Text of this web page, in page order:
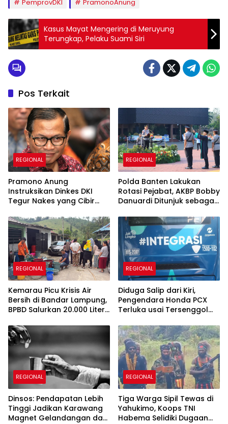
PemprovDKI PramonoAnung
Kasus Mayat Mengering di Meruyung
Terungkap, Pelaku Suami Siri
Pos Terkait
REGIONAL
Pramono Anung
Instruksikan Dinkes DKI
Tegur Nakes yang Cibir
REGIONAL
Polda Banten Lakukan
Rotasi Pejabat, AKBP Bobby
Danuardi Ditunjuk sebagai
REGIONAL
Kemarau Picu Krisis Air
Bersih di Bandar Lampung,
BPBD Salurkan 20.000 Liter
REGIONAL
Diduga Salip dari Kiri,
Pengendara Honda PCX
Terluka usai Tersenggol
REGIONAL
Dinsos: Pendapatan Lebih
Tinggi Jadikan Karawang
Magnet Gelandangan dan
REGIONAL
Tiga Warga Sipil Tewas di
Yahukimo, Koops TNI
Habema Selidiki Dugaan